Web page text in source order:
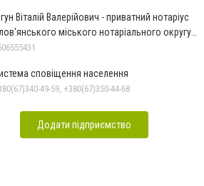
Віталій Валерійович - приватний нотаріус
міського нотаріального округу
сповіщення населення
49-59, +380(67)350-44-68
Додати підприємство